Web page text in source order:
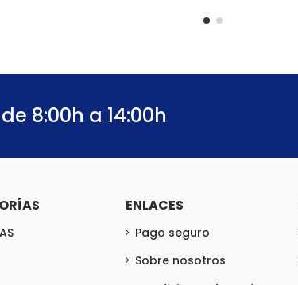
8:00h a 14:00h
ENLACES
Pago seguro
Sobre nosotros